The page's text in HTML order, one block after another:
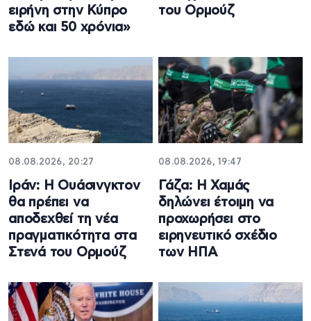
ειρήνη στην Κύπρο
εδώ και 50 χρόνια»
του Ορμούζ
08.08.2026, 20:27
Ιράν: Η Ουάσινγκτον
θα πρέπει να
αποδεχθεί τη νέα
πραγματικότητα στα
Στενά του Ορμούζ
08.08.2026, 19:47
Γάζα: Η Χαμάς
δηλώνει έτοιμη να
προχωρήσει στο
ειρηνευτικό σχέδιο
των ΗΠΑ